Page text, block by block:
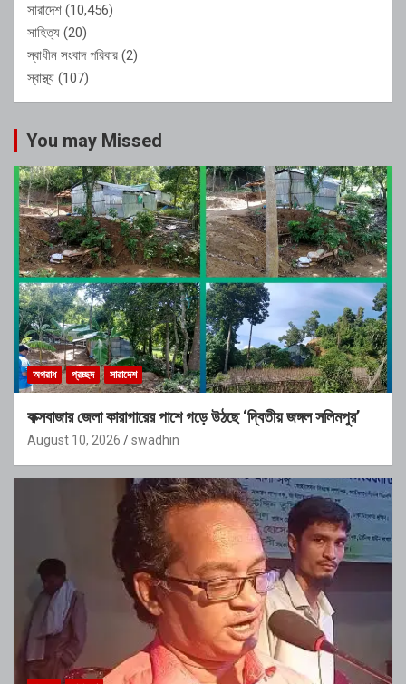
সারাদেশ (10,456)
সাহিত্য (20)
স্বাধীন সংবাদ পরিবার (2)
স্বাস্থ্য (107)
You may Missed
অপরাধ প্রচ্ছদ সারাদেশ
কক্সবাজার জেলা কারাগারের পাশে গড়ে উঠছে ‘দ্বিতীয় জঙ্গল সলিমপুর’
August 10, 2026 swadhin